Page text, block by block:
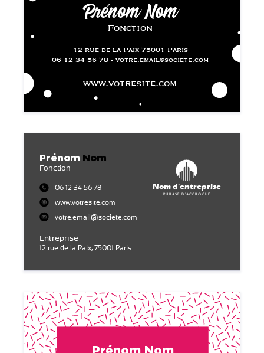
www.votresite.com
12 rue de la Paix 75001 Paris
06 12 34 56 78 - votre.email@societe.com
Prénom Nom
Fonction
12 rue de la Paix, 75001 Paris
www.votresite.com
votre.email@societe.com
06 12 34 56 78
Entreprise
Fonction
Prénom Nom
Nom d'entreprise
Phrase d'accroche
Prénom Nom